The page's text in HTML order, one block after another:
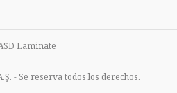
- Se reserva todos los derechos.